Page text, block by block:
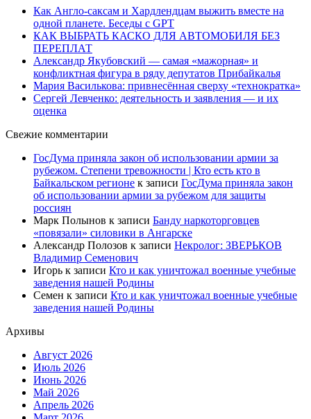
Как Англо-саксам и Хардлендцам выжить вместе на
одной планете. Беседы с GPT
КАК ВЫБРАТЬ КАСКО ДЛЯ АВТОМОБИЛЯ БЕЗ
ПЕРЕПЛАТ
Александр Якубовский — самая «мажорная» и
конфликтная фигура в ряду депутатов Прибайкалья
Мария Василькова: привнесённая сверху «технократка»
Сергей Левченко: деятельность и заявления — и их
оценка
Свежие комментарии
ГосДума приняла закон об использовании армии за
рубежом. Степени тревожности | Кто есть кто в
Байкальском регионе к записи ГосДума приняла закон
об использовании армии за рубежом для защиты
россиян
Марк Полынов к записи Банду наркоторговцев
«повязали» силовики в Ангарске
Александр Полозов к записи Некролог: ЗВЕРЬКОВ
Владимир Семенович
Игорь к записи Кто и как уничтожал военные учебные
заведения нашей Родины
Семен к записи Кто и как уничтожал военные учебные
заведения нашей Родины
Архивы
Август 2026
Июль 2026
Июнь 2026
Май 2026
Апрель 2026